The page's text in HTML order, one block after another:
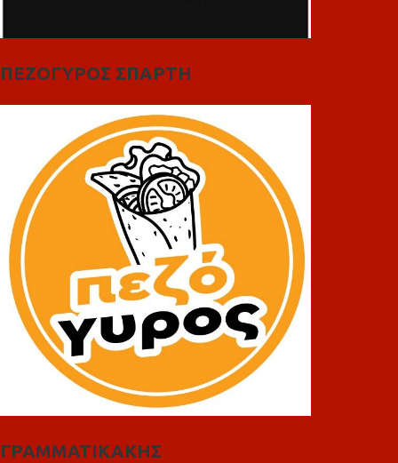
ΠΕΖΟΓΥΡΟΣ ΣΠΑΡΤΗ
ΓΡΑΜΜΑΤΙΚΑΚΗΣ